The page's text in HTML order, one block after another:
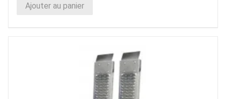
Ajouter au panier